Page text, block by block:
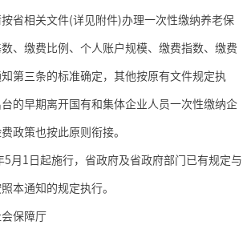
省相关文件(详见附件)办理一次性缴纳养老保
、缴费比例、个人账户规模、缴费指数、缴费
第三条的标准确定，其他按原有文件规定执
的早期离开国有和集体企业人员一次性缴纳企
政策也按此原则衔接。
5 月 1 日起施行，省政府及省政府部门已有规定与
本通知的规定执行。
保障厅